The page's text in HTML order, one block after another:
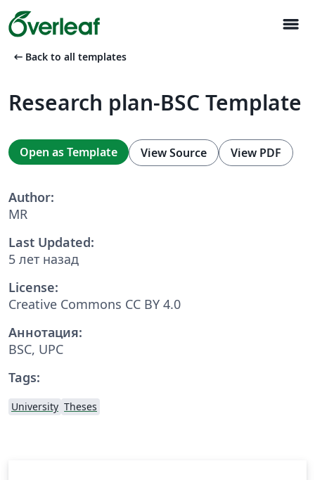
menu
arrow_left_alt Back to all templates
Research plan-BSC Template
Open as Template View Source View PDF
Author:
MR
Last Updated:
5 лет назад
License:
Creative Commons CC BY 4.0
Аннотация:
BSC, UPC
Tags:
University Theses